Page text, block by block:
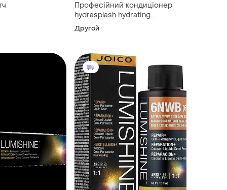
Професійний кондиціонер
hydrasplash hydrating
conditioner зволожуючий для
тонкого волосся joico
Другой